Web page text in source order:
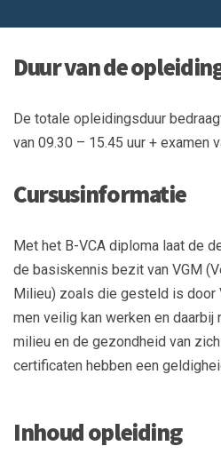
Duur van de
De totale opleidingsduur
van 09.30 – 15.45 uur + examen
Cursusinformatie
Met het B-VCA diploma laat de
de basiskennis bezit van VGM
Milieu) zoals die gesteld is door
men veilig kan werken en daarbij
milieu en de gezondheid van
certificaten hebben een
Inhoud opleiding